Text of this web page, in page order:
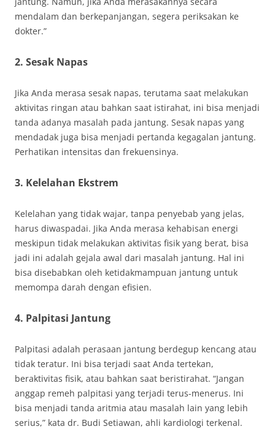
mendalam dan berkepanjangan, segera periksakan ke
dokter.”
2. Sesak Napas
Jika Anda merasa sesak napas, terutama saat melakukan
aktivitas ringan atau bahkan saat istirahat, ini bisa menjadi
tanda adanya masalah pada jantung. Sesak napas yang
mendadak juga bisa menjadi pertanda kegagalan jantung.
Perhatikan intensitas dan frekuensinya.
3. Kelelahan Ekstrem
Kelelahan yang tidak wajar, tanpa penyebab yang jelas,
harus diwaspadai. Jika Anda merasa kehabisan energi
meskipun tidak melakukan aktivitas fisik yang berat, bisa
jadi ini adalah gejala awal dari masalah jantung. Hal ini
bisa disebabkan oleh ketidakmampuan jantung untuk
memompa darah dengan efisien.
4. Palpitasi Jantung
Palpitasi adalah perasaan jantung berdegup kencang atau
tidak teratur. Ini bisa terjadi saat Anda tertekan,
beraktivitas fisik, atau bahkan saat beristirahat. “Jangan
anggap remeh palpitasi yang terjadi terus-menerus. Ini
bisa menjadi tanda aritmia atau masalah lain yang lebih
serius,” kata dr. Budi Setiawan, ahli kardiologi terkenal.